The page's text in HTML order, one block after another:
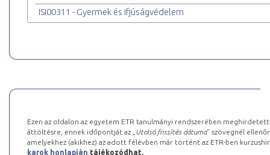
ISI00311 - Gyermek és ifjúságvédelem
Ezen az oldalon az egyetem ETR tanulmányi rendszerében
áttöltésre, ennek időpontját az „ Utolsó frissítés dátuma” szövegnél
amelyekhez (akikhez) az adott félévben már történt az ETR-ben
karok honlapján tájékozódhat.